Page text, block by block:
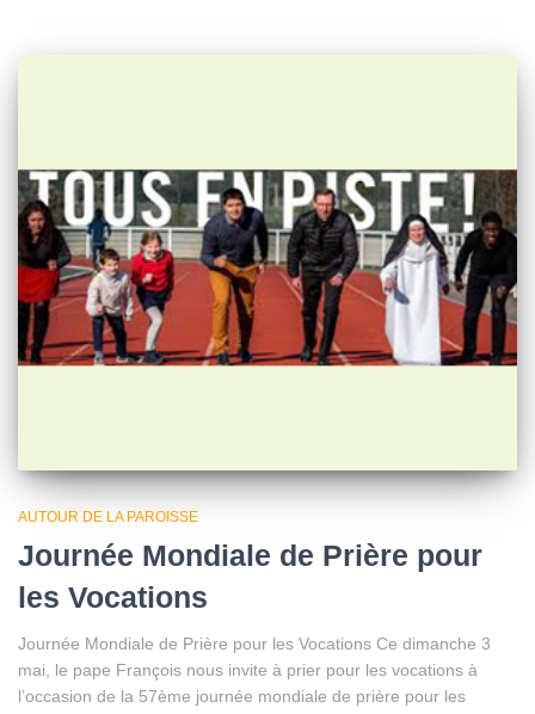
AUTOUR DE LA PAROISSE
Journée Mondiale de Prière pour
les Vocations
Journée Mondiale de Prière pour les Vocations Ce dimanche 3
mai, le pape François nous invite à prier pour les vocations à
l’occasion de la 57ème journée mondiale de prière pour les